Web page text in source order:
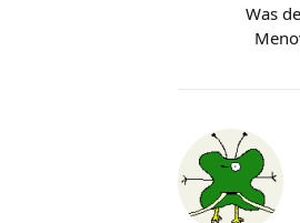
Was